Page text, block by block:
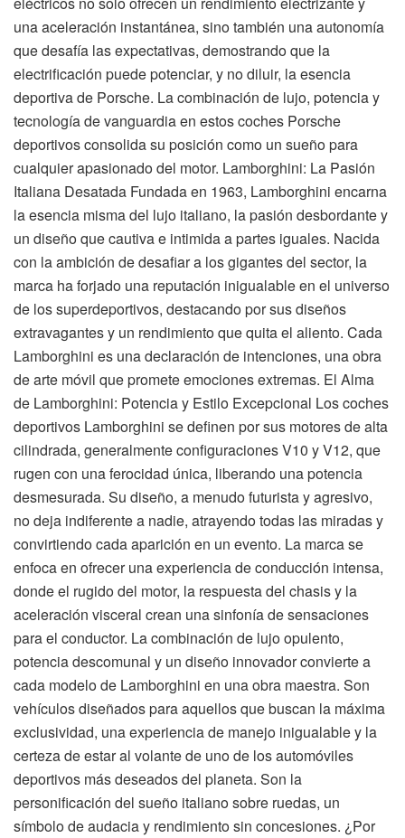
una aceleración instantánea, sino también una autonomía
que desafía las expectativas, demostrando que la
electrificación puede potenciar, y no diluir, la esencia
deportiva de Porsche. La combinación de lujo, potencia y
tecnología de vanguardia en estos coches Porsche
deportivos consolida su posición como un sueño para
cualquier apasionado del motor. Lamborghini: La Pasión
Italiana Desatada Fundada en 1963, Lamborghini encarna
la esencia misma del lujo italiano, la pasión desbordante y
un diseño que cautiva e intimida a partes iguales. Nacida
con la ambición de desafiar a los gigantes del sector, la
marca ha forjado una reputación inigualable en el universo
de los superdeportivos, destacando por sus diseños
extravagantes y un rendimiento que quita el aliento. Cada
Lamborghini es una declaración de intenciones, una obra
de arte móvil que promete emociones extremas. El Alma
de Lamborghini: Potencia y Estilo Excepcional Los coches
deportivos Lamborghini se definen por sus motores de alta
cilindrada, generalmente configuraciones V10 y V12, que
rugen con una ferocidad única, liberando una potencia
desmesurada. Su diseño, a menudo futurista y agresivo,
no deja indiferente a nadie, atrayendo todas las miradas y
convirtiendo cada aparición en un evento. La marca se
enfoca en ofrecer una experiencia de conducción intensa,
donde el rugido del motor, la respuesta del chasis y la
aceleración visceral crean una sinfonía de sensaciones
para el conductor. La combinación de lujo opulento,
potencia descomunal y un diseño innovador convierte a
cada modelo de Lamborghini en una obra maestra. Son
vehículos diseñados para aquellos que buscan la máxima
exclusividad, una experiencia de manejo inigualable y la
certeza de estar al volante de uno de los automóviles
deportivos más deseados del planeta. Son la
personificación del sueño italiano sobre ruedas, un
símbolo de audacia y rendimiento sin concesiones. ¿Por